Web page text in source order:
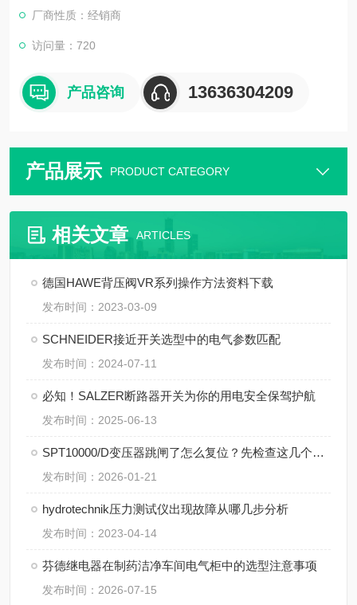
厂商性质：经销商
访问量：720
产品咨询 13636304209
产品展示 PRODUCT CATEGORY
相关文章 ARTICLES
德国HAWE背压阀VR系列操作方法资料下载
发布时间：2023-03-09
SCHNEIDER接近开关选型中的电气参数匹配
发布时间：2024-07-11
必知！SALZER断路器开关为你的用电安全保驾护航
发布时间：2025-06-13
SPT10000/D变压器跳闸了怎么复位？先检查这几个地方
发布时间：2026-01-21
hydrotechnik压力测试仪出现故障从哪几步分析
发布时间：2023-04-14
芬德继电器在制药洁净车间电气柜中的选型注意事项
发布时间：2026-07-15